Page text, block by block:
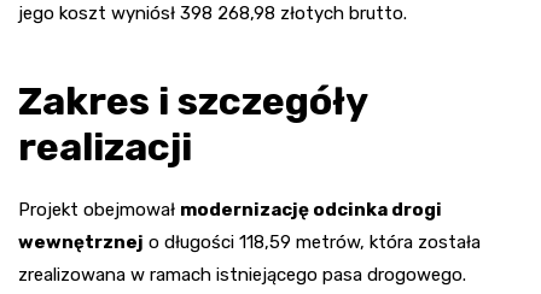
jego koszt wyniósł 398 268,98 złotych brutto.
Zakres i szczegóły
realizacji
Projekt obejmował modernizację odcinka drogi
wewnętrznej o długości 118,59 metrów, która została
zrealizowana w ramach istniejącego pasa drogowego.